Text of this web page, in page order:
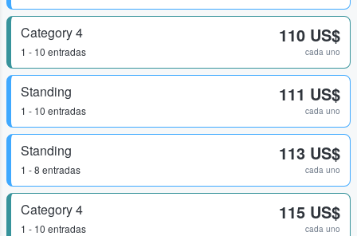
Category 4
1 - 10 entradas
110 US$
cada uno
Standing
1 - 10 entradas
111 US$
cada uno
Standing
1 - 8 entradas
113 US$
cada uno
Category 4
1 - 10 entradas
115 US$
cada uno